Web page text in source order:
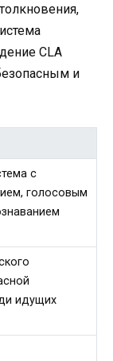
CLA
и
с
голосовым
идущих